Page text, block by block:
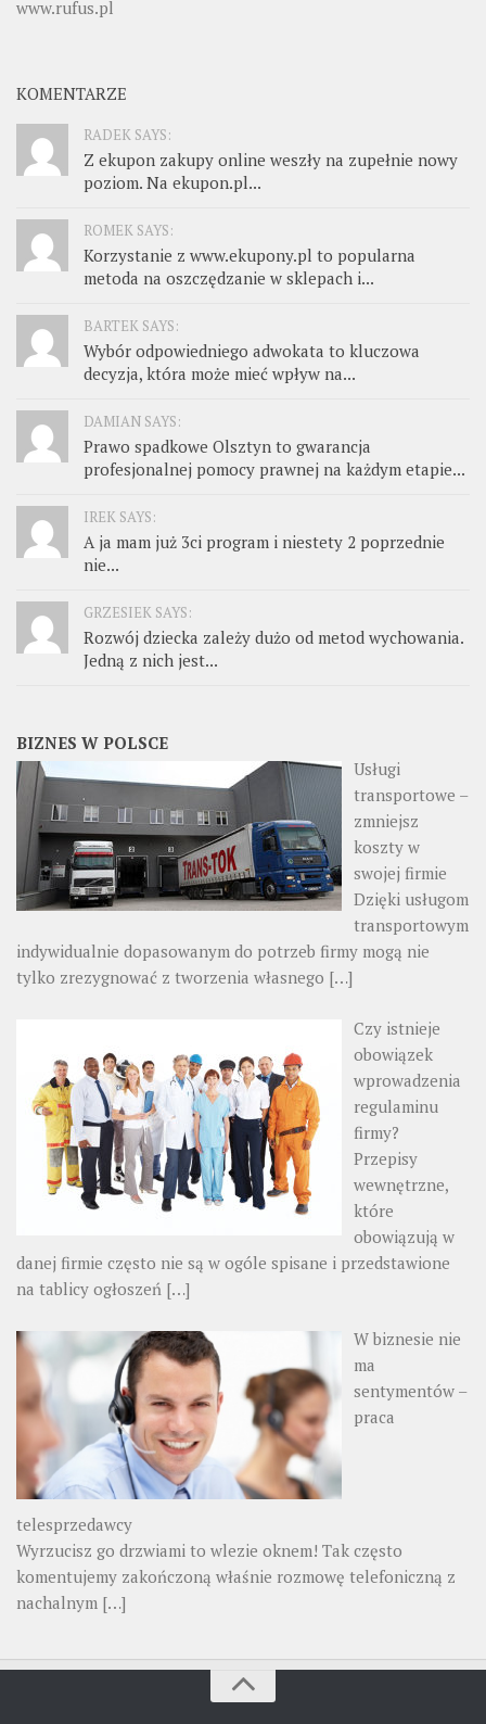
www.rufus.pl
KOMENTARZE
RADEK SAYS:
Z ekupon zakupy online weszły na zupełnie nowy
poziom. Na ekupon.pl...
ROMEK SAYS:
Korzystanie z www.ekupony.pl to popularna
metoda na oszczędzanie w sklepach i...
BARTEK SAYS:
Wybór odpowiedniego adwokata to kluczowa
decyzja, która może mieć wpływ na...
DAMIAN SAYS:
Prawo spadkowe Olsztyn to gwarancja
profesjonalnej pomocy prawnej na każdym etapie...
IREK SAYS:
A ja mam już 3ci program i niestety 2 poprzednie
nie...
GRZESIEK SAYS:
Rozwój dziecka zależy dużo od metod wychowania.
Jedną z nich jest...
BIZNES W POLSCE
Usługi
transportowe –
zmniejsz
koszty w
swojej firmie
Dzięki usługom
transportowym
indywidualnie dopasowanym do potrzeb firmy mogą nie
tylko zrezygnować z tworzenia własnego […]
Czy istnieje
obowiązek
wprowadzenia
regulaminu
firmy?
Przepisy
wewnętrzne,
które
obowiązują w
danej firmie często nie są w ogóle spisane i przedstawione
na tablicy ogłoszeń […]
W biznesie nie
ma
sentymentów –
praca
telesprzedawcy
Wyrzucisz go drzwiami to wlezie oknem! Tak często
komentujemy zakończoną właśnie rozmowę telefoniczną z
nachalnym […]